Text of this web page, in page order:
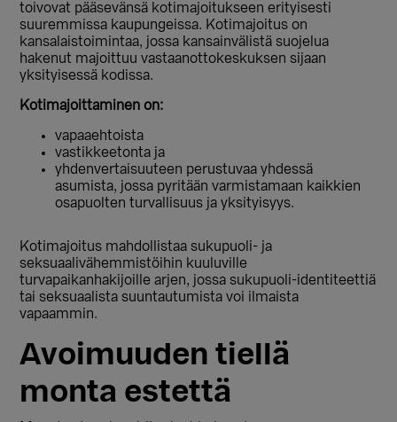
toivovat pääsevänsä kotimajoitukseen erityisesti
suuremmissa kaupungeissa. Kotimajoitus on
kansalaistoimintaa, jossa kansainvälistä suojelua
hakenut majoittuu vastaanottokeskuksen sijaan
yksityisessä kodissa.
Kotimajoittaminen on:
vapaaehtoista
vastikkeetonta ja
yhdenvertaisuuteen perustuvaa yhdessä
asumista, jossa pyritään varmistamaan kaikkien
osapuolten turvallisuus ja yksityisyys.
Kotimajoitus mahdollistaa sukupuoli- ja
seksuaalivähemmistöihin kuuluville
turvapaikanhakijoille arjen, jossa sukupuoli-identiteettiä
tai seksuaalista suuntautumista voi ilmaista
vapaammin.
Avoimuuden tiellä
monta estettä